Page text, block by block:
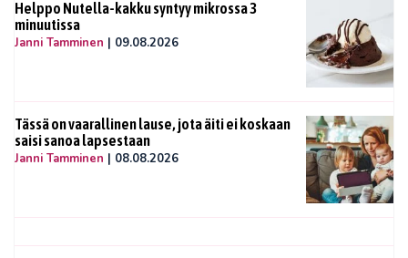
Helppo Nutella-kakku syntyy mikrossa 3
minuutissa
Janni Tamminen | 09.08.2026
Tässä on vaarallinen lause, jota äiti ei koskaan
saisi sanoa lapsestaan
Janni Tamminen | 08.08.2026